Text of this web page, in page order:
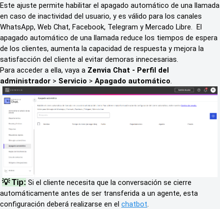
Este ajuste permite habilitar el apagado automático de una llamada
en caso de inactividad del usuario, y es válido para los canales
WhatsApp, Web Chat, Facebook, Telegram y Mercado Libre. El
apagado automático de una llamada reduce los tiempos de espera
de los clientes, aumenta la capacidad de respuesta y mejora la
satisfacción del cliente al evitar demoras innecesarias.
Para acceder a ella, vaya a Zenvia Chat - Perfil del
administrador > Servicio > Apagado automático.
💡 Tip: Si el cliente necesita que la conversación se cierre
automáticamente antes de ser transferida a un agente, esta
configuración deberá realizarse en el chatbot